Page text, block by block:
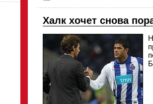
Халк хочет снова